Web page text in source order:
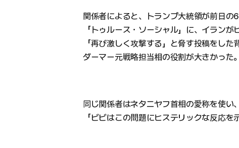
関係者によると、トランプ大統領が前日の
「トゥルース・ソーシャル」に、イラン
「再び激しく攻撃する」と脅す投稿をした
ダーマー元戦略担当相の役割が大きかった。
同じ関係者はネタニヤフ首相の愛称を使い、
「ビビはこの問題にヒステリックな反応を